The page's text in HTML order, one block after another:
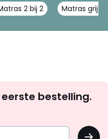
2 bij 2 Matras grijs
eerste bestelling.
OK